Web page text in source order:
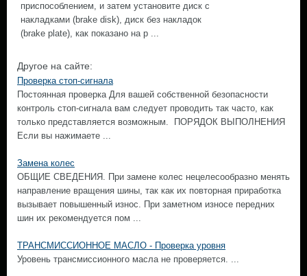
приспособлением, и затем установите диск с
накладками (brake disk), диск без накладок
(brake plate), как показано на р ...
Другое на сайте:
Проверка стоп-сигнала
Постоянная проверка Для вашей собственной безопасности
контроль стоп-сигнала вам следует проводить так часто, как
только представляется возможным. ПОРЯДОК ВЫПОЛНЕНИЯ
Если вы нажимаете ...
Замена колес
ОБЩИЕ СВЕДЕНИЯ. При замене колес нецелесообразно менять
направление вращения шины, так как их повторная приработка
вызывает повышенный износ. При заметном износе передних
шин их рекомендуется пом ...
ТРАНСМИССИОННОЕ МАСЛО - Проверка уровня
Уровень трансмиссионного масла не проверяется. ...